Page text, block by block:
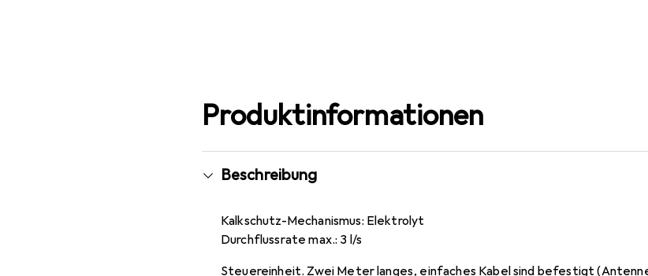
Produktinformationen
Beschreibung
Kalkschutz-Mechanismus: Elektrolyt
Durchflussrate max.: 3 l/s
Steuereinheit. Zwei Meter langes, einfaches Kabel sind befestigt